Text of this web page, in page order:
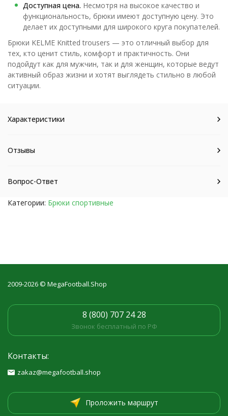
Доступная цена. Несмотря на высокое качество и
функциональность, брюки имеют доступную цену. Это
делает их доступными для широкого круга покупателей.
Брюки KELME Knitted trousers — это отличный выбор для
тех, кто ценит стиль, комфорт и практичность. Они
подойдут как для мужчин, так и для женщин, которые ведут
активный образ жизни и хотят выглядеть стильно в любой
ситуации.
Характеристики
Отзывы
Вопрос-Ответ
Категории: Брюки спортивные
2009-2026 © MegaFootball.Shop
8 (800) 707 24 28
Звонок бесплатный по РФ
Контакты:
zakaz@megafootball.shop
Проложить маршрут